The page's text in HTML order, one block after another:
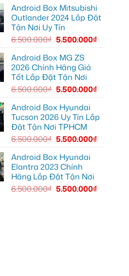
xem
bản
đồ,
YouTube
tiện
hơn
Android Box Mitsubishi
Outlander 2024 Lắp Đặt
Tận Nơi Uy Tín
6.500.000₫ 5.500.000₫
Android Box MG ZS
2026 Chính Hãng Giá
Tốt Lắp Đặt Tận Nơi
6.500.000₫ 5.500.000₫
Android Box Hyundai
Tucson 2026 Uy Tín Lắp
Đặt Tận Nơi TPHCM
6.500.000₫ 5.500.000₫
Android Box Hyundai
Elantra 2023 Chính
Hãng Lắp Đặt Tận Nơi
6.500.000₫ 5.500.000₫